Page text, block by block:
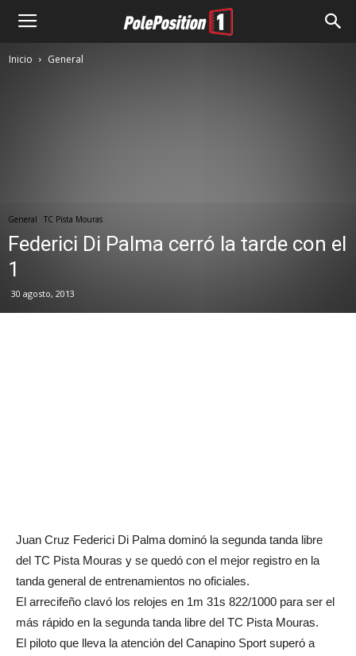
Inicio General
General TC Pista Mouras
Federici Di Palma cerró la tarde con el
1
30 agosto, 2013
Juan Cruz Federici Di Palma dominó la segunda tanda libre
del TC Pista Mouras y se quedó con el mejor registro en la
tanda general de entrenamientos no oficiales.
El arrecifeño clavó los relojes en 1m 31s 822/1000 para ser el
más rápido en la segunda tanda libre del TC Pista Mouras.
El piloto que lleva la atención del Canapino Sport superó a